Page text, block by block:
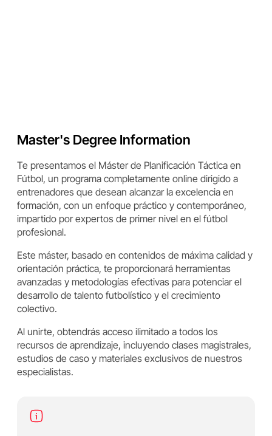
Master's Degree Information
Te presentamos el Máster de Planificación Táctica en
Fútbol, un programa completamente online dirigido a
entrenadores que desean alcanzar la excelencia en
formación, con un enfoque práctico y contemporáneo,
impartido por expertos de primer nivel en el fútbol
profesional.
Este máster, basado en contenidos de máxima calidad y
orientación práctica, te proporcionará herramientas
avanzadas y metodologías efectivas para potenciar el
desarrollo de talento futbolístico y el crecimiento
colectivo.
Al unirte, obtendrás acceso ilimitado a todos los
recursos de aprendizaje, incluyendo clases magistrales,
estudios de caso y materiales exclusivos de nuestros
especialistas.